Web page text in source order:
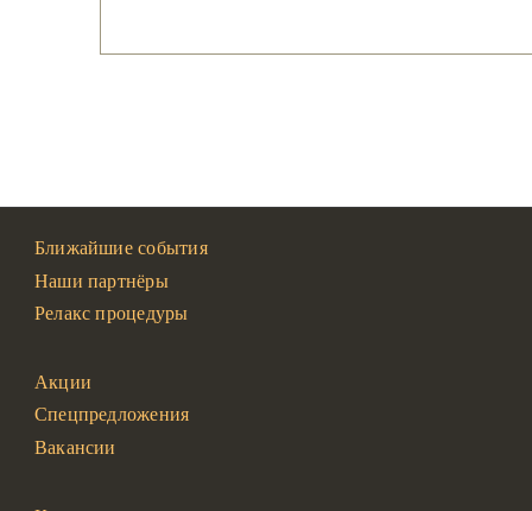
Ближайшие события
Наши партнёры
Релакс процедуры
Акции
Спецпредложения
Вакансии